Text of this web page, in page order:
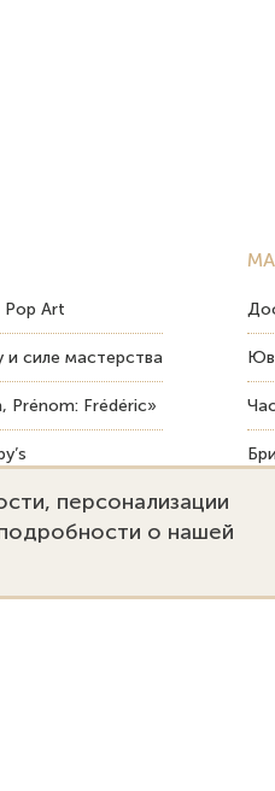
Pop Art
силе мастерства
Prénom: Frédéric»
персонализации
о нашей